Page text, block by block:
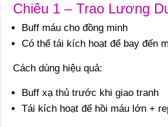
Chiêu 1 – Trao Lương
Buff máu cho đồng minh
Có thể tái kích hoạt để bay đến
Cách dùng hiệu quả:
Buff xạ thủ trước khi giao tranh
Tái kích hoạt để hồi máu lớn +